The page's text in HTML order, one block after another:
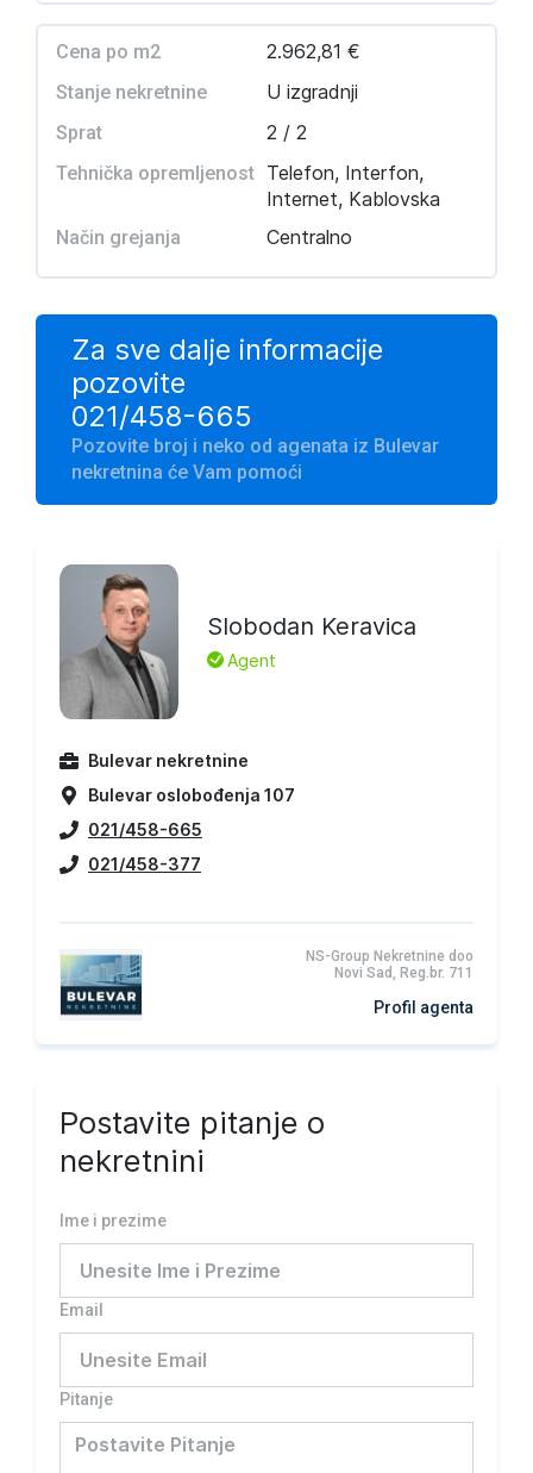
Cena po m2 2.962,81 €
Stanje nekretnine U izgradnji
Sprat 2 / 2
Tehnička opremljenost Telefon, Interfon,
Internet, Kablovska
Način grejanja Centralno
Za sve dalje informacije
pozovite
021/458-665
Pozovite broj i neko od agenata iz Bulevar
nekretnina će Vam pomoći
Slobodan Keravica
L Agent
Bulevar nekretnine
Bulevar oslobođenja 107
021/458-665
021/458-377
NS-Group Nekretnine doo
Novi Sad, Reg.br. 711
Profil agenta
Postavite pitanje o
nekretnini
Ime i prezime
Email
Pitanje